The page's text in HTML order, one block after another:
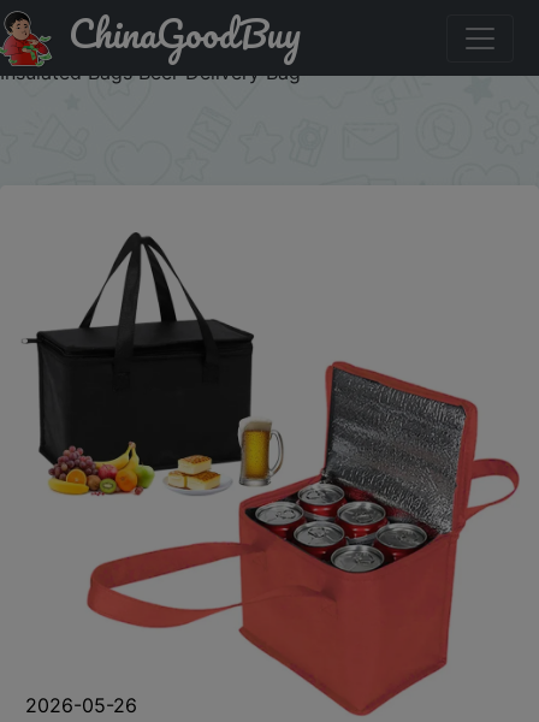
Купить по скидке: Portable Lunch Cooler Bag Folding
Insulation Picnic Ice Pack Food Thermal Bag Drink Carrier
Insulated Bags Beer Delivery Bag
ChinaGoodBuy
2026-05-26